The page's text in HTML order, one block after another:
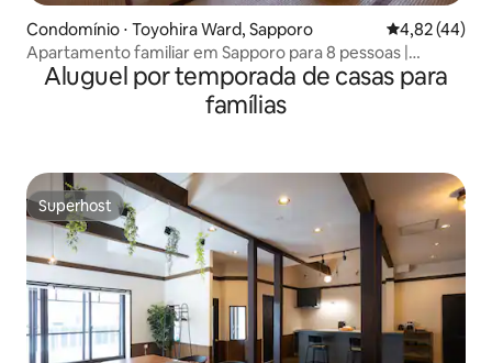
Condomínio ⋅ Toyohira Ward, Sapporo 4,82 de uma
4,82 (44)
Apartamento familiar em Sapporo para 8 pessoas |
Parkside | Metrô a 5 min
Aluguel por temporada de casas para
famílias
Superhost
Superhost